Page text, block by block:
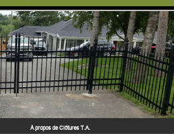
À propos de Clôtures T.A.